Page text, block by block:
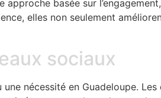
basée sur
elles non seulement
sociaux
nécessité en Guadeloupe.